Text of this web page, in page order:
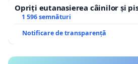
Opriți eutanasierea câinilor și
1 596 semnături
Notificare de transparență